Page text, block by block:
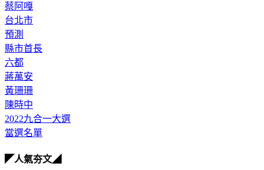
蔡阿嘎
台北市
預測
縣市首長
六都
蔣萬安
黃珊珊
陳時中
2022九合一大選
當選名單
◤人氣夯文◢